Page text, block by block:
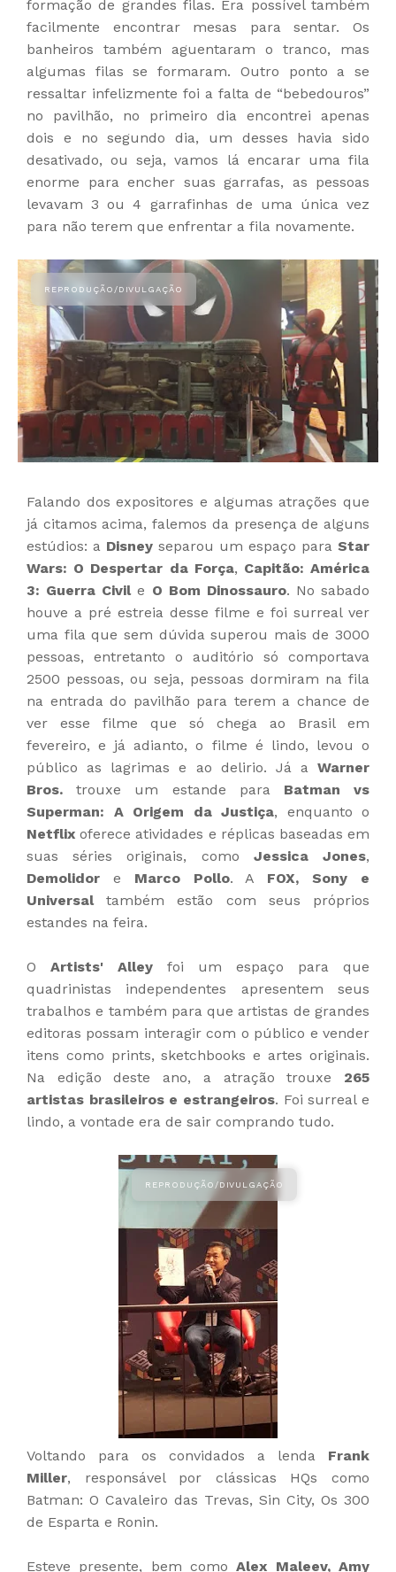
formação de grandes filas. Era possível também
facilmente encontrar mesas para sentar. Os
banheiros também aguentaram o tranco, mas
algumas filas se formaram. Outro ponto a se
ressaltar infelizmente foi a falta de “bebedouros”
no pavilhão, no primeiro dia encontrei apenas
dois e no segundo dia, um desses havia sido
desativado, ou seja, vamos lá encarar uma fila
enorme para encher suas garrafas, as pessoas
levavam 3 ou 4 garrafinhas de uma única vez
para não terem que enfrentar a fila novamente.
Falando dos expositores e algumas atrações que
já citamos acima, falemos da presença de alguns
estúdios: a Disney separou um espaço para Star
Wars: O Despertar da Força, Capitão: América
3: Guerra Civile O Bom Dinossauro. No sabado
houve a pré estreia desse filme e foi surreal ver
uma fila que sem dúvida superou mais de 3000
pessoas, entretanto o auditório só comportava
2500 pessoas, ou seja, pessoas dormiram na fila
na entrada do pavilhão para terem a chance de
ver esse filme que só chega ao Brasil em
fevereiro, e já adianto, o filme é lindo, levou o
público as lagrimas e ao delirio. Já a Warner
Bros. trouxe um estande para Batman vs
Superman: A Origem da Justiça, enquanto o
Netflix oferece atividades e réplicas baseadas em
suas séries originais, como Jessica Jones,
Demolidor e Marco Pollo. A FOX, Sony e
Universaltambém estão com seus próprios
estandes na feira.
O Artists' Alley foi um espaço para que
quadrinistas independentes apresentem seus
trabalhos e também para que artistas de grandes
editoras possam interagir com o público e vender
itens como prints, sketchbooks e artes originais.
Na edição deste ano, a atração trouxe 265
artistas brasileiros e estrangeiros. Foi surreal e
lindo, a vontade era de sair comprando tudo.
Voltando para os convidados a lenda Frank
Miller, responsável por clássicas HQs como
Batman: O Cavaleiro das Trevas, Sin City, Os 300
de Esparta e Ronin.
Esteve presente, bem comoAlex Maleev, Amy